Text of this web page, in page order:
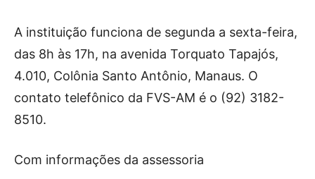
A instituição funciona de segunda a sexta-feira,
das 8h às 17h, na avenida Torquato Tapajós,
4.010, Colônia Santo Antônio, Manaus. O
contato telefônico da FVS-AM é o (92) 3182-
8510.
Com informações da assessoria